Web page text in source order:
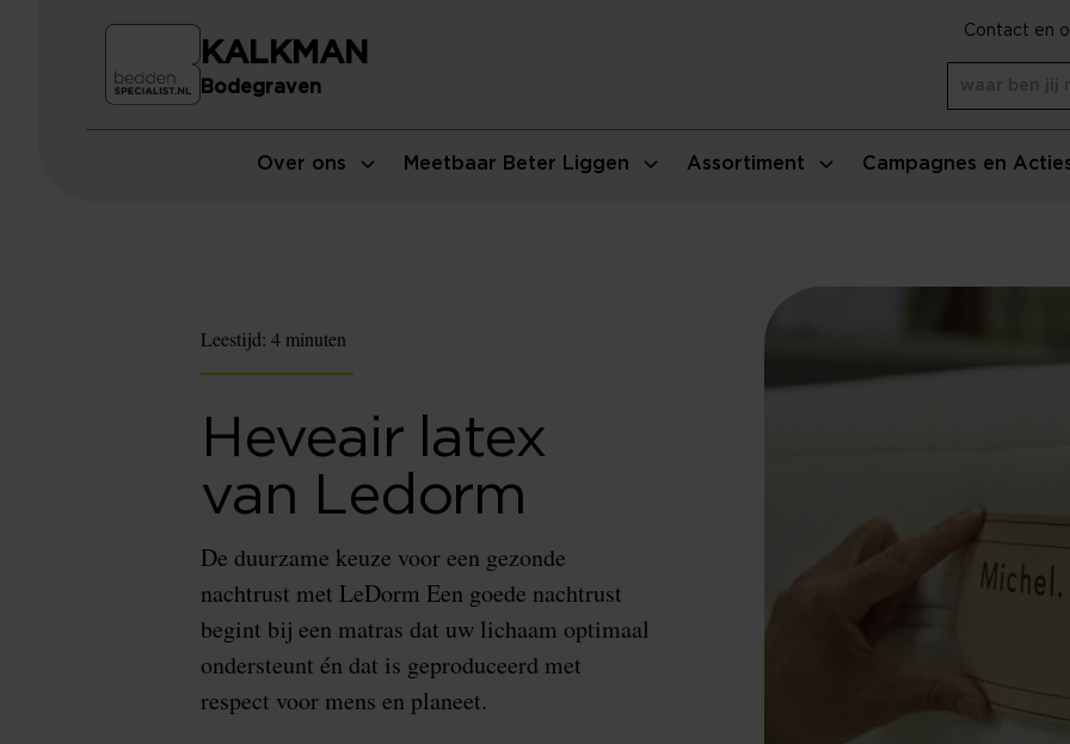
Over ons Meetbaar Beter Liggen Assortiment Campagnes en
KALKMAN
Bodegraven
Contact en
Leestijd: 4 minuten
Heveair latex
van Ledorm
De duurzame keuze voor een gezonde
nachtrust met LeDorm Een goede nachtrust
begint bij een matras dat uw lichaam optimaal
ondersteunt én dat is geproduceerd met
respect voor mens en planeet.